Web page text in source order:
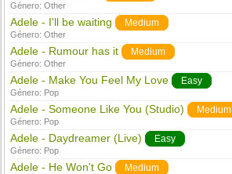
Género:Other
Adele - I'll be waiting Medium
Género:Other
Adele - Rumour has it Medium
Género:Other
Adele - Make You Feel My Love Easy
Género: Pop
Adele - Someone Like You (Studio) Medium
Género: Pop
Adele - Daydreamer (Live) Easy
Género: Pop
Adele - He Won't Go Medium